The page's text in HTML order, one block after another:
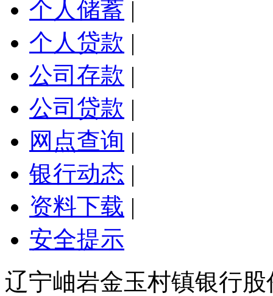
个人储蓄 |
个人贷款 |
公司存款 |
公司贷款 |
网点查询 |
银行动态 |
资料下载 |
安全提示
辽宁岫岩金玉村镇银行